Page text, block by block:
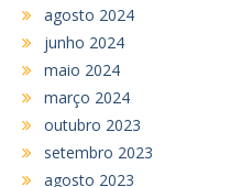
agosto 2024
junho 2024
maio 2024
março 2024
outubro 2023
setembro 2023
agosto 2023